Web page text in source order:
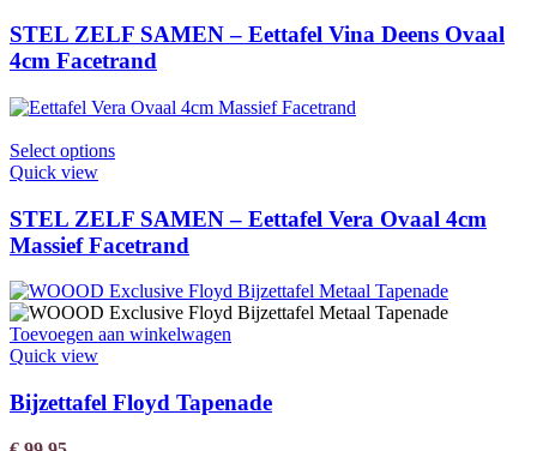
STEL ZELF SAMEN – Eettafel Vina Deens Ovaal
4cm Facetrand
Select options
Quick view
STEL ZELF SAMEN – Eettafel Vera Ovaal 4cm
Massief Facetrand
Toevoegen aan winkelwagen
Quick view
Bijzettafel Floyd Tapenade